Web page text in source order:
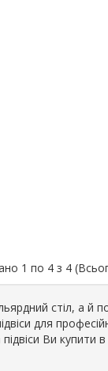
1 по 4 з 4
стіл, а й
для
підвіси Ви купити